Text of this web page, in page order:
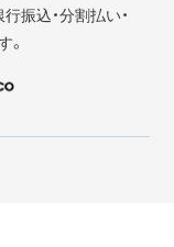
振込・分割払い・
。